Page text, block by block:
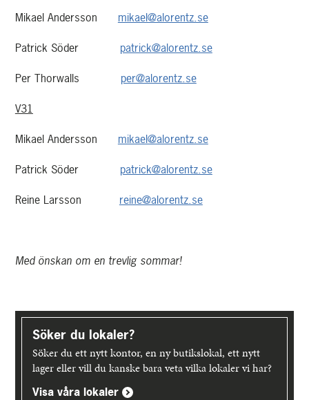
Mikael Andersson mikael@alorentz.se
Patrick Söder patrick@alorentz.se
Per Thorwalls per@alorentz.se
V31
Mikael Andersson mikael@alorentz.se
Patrick Söder patrick@alorentz.se
Reine Larsson reine@alorentz.se
Med önskan om en trevlig sommar!
Upptäck
merSöker du lokaler?
Söker du ett nytt kontor, en ny butikslokal, ett nytt
lager eller vill du kanske bara veta vilka lokaler vi har?
Visa våra lokaler